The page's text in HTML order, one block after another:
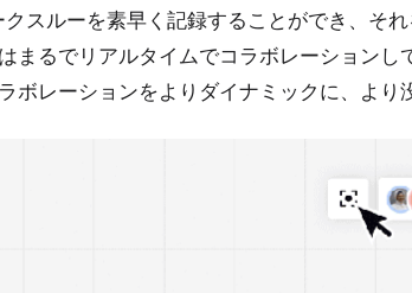
スルーを素早く記録することができ、そ
まるでリアルタイムでコラボレーションし
レーションをよりダイナミックに、より